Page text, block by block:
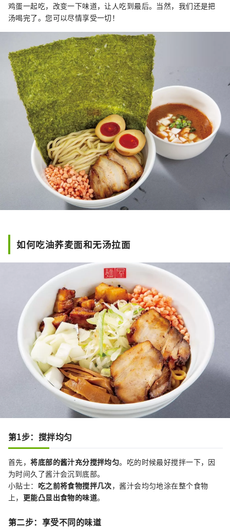
鸡蛋一起吃，改变一下味道，让人吃到最后。当然，我们还是把
汤喝完了。您可以尽情享受一切！
如何吃油荞麦面和无汤拉面
第1步：搅拌均匀
首先，将底部的酱汁充分搅拌均匀。吃的时候最好搅拌一下，因
为时间久了酱汁会沉到底部。
小贴士： 吃之前将食物搅拌几次，酱汁会均匀地涂在整个食物
上， 更能凸显出食物的味道。
第二步：享受不同的味道